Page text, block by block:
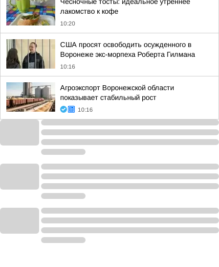
лакомство к кофе
10:20
США просят освободить осужденного в
Воронеже экс-морпеха Роберта Гилмана
10:16
Агроэкспорт Воронежской области
показывает стабильный рост
10:16